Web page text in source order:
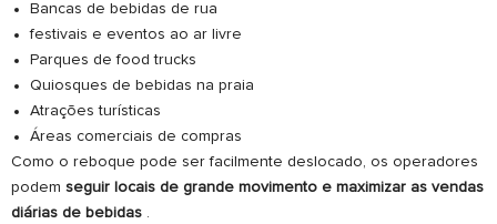
Bancas de bebidas de rua
festivais e eventos ao ar livre
Parques de food trucks
Quiosques de bebidas na praia
Atrações turísticas
Áreas comerciais de compras
Como o reboque pode ser facilmente deslocado, os operadores
podem seguir locais de grande movimento e maximizar as vendas
diárias de bebidas .